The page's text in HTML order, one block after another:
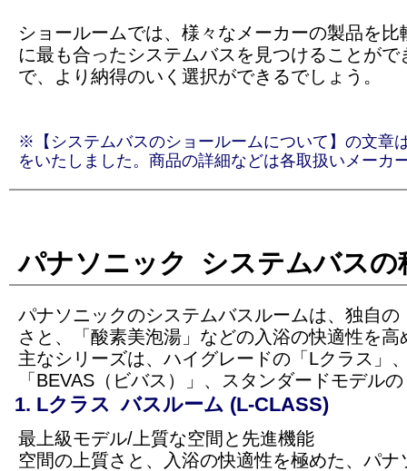
ショールームでは、様々なメーカーの製品を
に最も合ったシステムバスを見つけることが
で、より納得のいく選択ができるでしょう。
※【システムバスのショールームについて】の文章
をいたしました。商品の詳細などは各取扱いメーカ
パナソニック システムバスの
パナソニックのシステムバスルームは、独自
さと、「酸素美泡湯」などの入浴の快適性を
主なシリーズは、ハイグレードの「Lクラス」
「BEVAS（ビバス）」、スタンダードモデル
Lクラス バスルーム (L-CLASS)
最上級モデル/上質な空間と先進機能
空間の上質さと、入浴の快適性を極めた、パ